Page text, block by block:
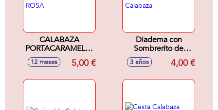
CALABAZA
PORTACARAMELOS
ROSA
12 meses 5,00 €
Diadema con
Sombrerito de
Calabaza
3 años 4,00 €